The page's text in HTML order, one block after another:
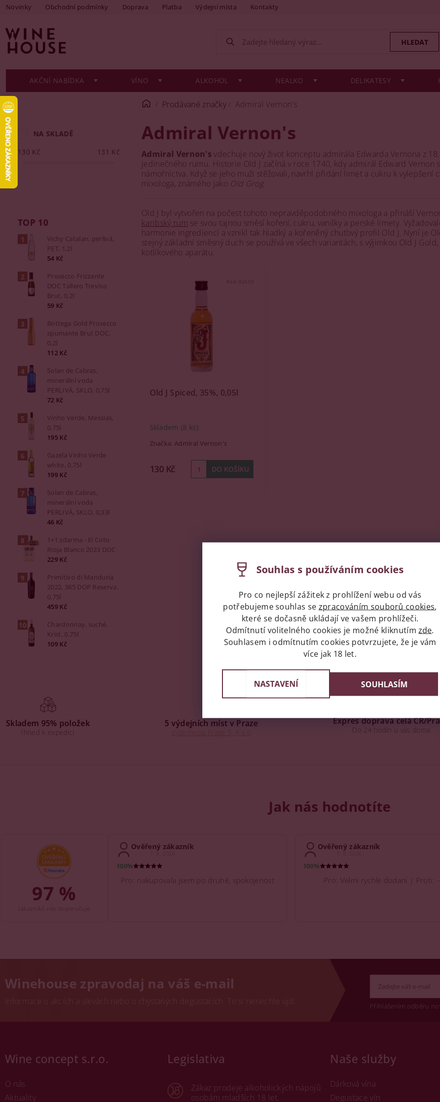
Novinky Obchodní podmínky Doprava Platba Výdejní místa Kontakty
AKČNÍ NABÍDKA VÍNO ALKOHOL NEALKO DELIKATESY
NA SKLADĚ
130 Kč 131 Kč
TOP 10
Vichy Catalan, perlivá,
PET, 1,2l
54 Kč
Prosecco Frizzante
DOC Tallero Treviso
Brut, 0,2l
59 Kč
Bottega Gold Prosecco
spumante Brut DOC,
0,2l
112 Kč
Solan de Cabras,
minerální voda
PERLIVÁ, SKLO, 0,75l
72 Kč
Vinho Verde, Messias,
0,75l
195 Kč
Gazela Vinho Verde
white, 0,75l
199 Kč
Solan de Cabras,
minerální voda
PERLIVÁ, SKLO, 0,33l
46 Kč
1+1 zdarma - El Coto
Rioja Blanco 2023 DOC
229 Kč
Primitivo di Manduria
2022, 365 DOP Reserva,
0,75l
459 Kč
Chardonnay, suché,
Krist, 0,75l
109 Kč
Prodávané značky Admiral Vernon's
Admiral Vernon's
Admiral Vernon's vdechuje nový život konceptu admirála Edwarda Vernona z
jedinečného rumu. Historie Old J začíná v roce 1740, kdy admirál Edward
námořnictva. Když se jeho muži stěžovali, navrhl přidání limet a cukru k
mixologa, známého jako Old Grog​.
Old J byl vytvořen na počest tohoto nepravděpodobného mixologa a přináší
karibský rum se svou tajnou směsí koření, cukru, vanilky a perské limety.
harmonie ingrediencí a vznikl tak hladký a kořeněný chuťový profil Old J​​. Nyní je
stejný základní směsný duch se používá ve všech variantách, s výjimkou Old J
kotlíkového aparátu.
Kód: 82650
Old J Spiced, 35%, 0,05l
Skladem (8 ks)
Značka:Admiral Vernon's
130 Kč
Skladem 95% položek
Ihned k expedici
5 výdejních míst v Praze
Výdejny na Praze 3, 4 a 6
Expres doprava celá ČR/
Do 24 hodin u vás doma
Jak nás hodnotíte
97 %
Ověřený zákazník
100%
Pro: nakupovala jsem po druhé, spokojenost
Ověřený zákazník
100%
Pro: Velmi rychle dodani | Proti: ---
Winehouse zpravodaj na váš e-mail
Informace o akcích a slevách nebo o chystaných degustacích. To si nenechte ujít. Přihlášením odběru
Wine concept s.r.o.
O nás
Aktuality
Legislativa
Zákaz prodeje alkoholických nápojů
osobám mladších 18 let.
Naše služby
Dárková vína
Degustace vín
Souhlas s používáním cookies
Pro co nejlepší zážitek z prohlížení webu od vás
potřebujeme souhlas se zpracováním souborů cookies,
které se dočasně ukládají ve vašem prohlížeči.
Odmítnutí volitelného cookies je možné kliknutímzde.
Souhlasem i odmítnutím cookies potvrzujete, že je vám
více jak 18 let.
NASTAVENÍ SOUHLASÍM